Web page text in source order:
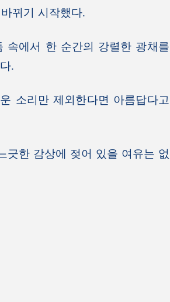
뀌기 시작했다.
에서 한 순간의 강렬한 광채를
.
소리만 제외한다면 아름답다고
한 감상에 젖어 있을 여유는 없